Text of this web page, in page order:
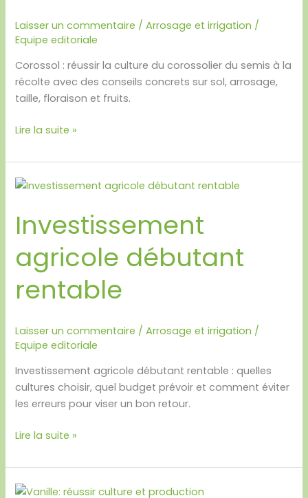
Laisser un commentaire /Arrosage et irrigation /
Equipe editoriale
Corossol : réussir la culture du corossolier du semis à la
récolte avec des conseils concrets sur sol, arrosage,
taille, floraison et fruits.
Lire la suite »
Investissement
agricole débutant
rentable
Laisser un commentaire /Arrosage et irrigation /
Equipe editoriale
Investissement agricole débutant rentable : quelles
cultures choisir, quel budget prévoir et comment éviter
les erreurs pour viser un bon retour.
Investissement
débutant
rentable
Lire la suite »
Vanille: